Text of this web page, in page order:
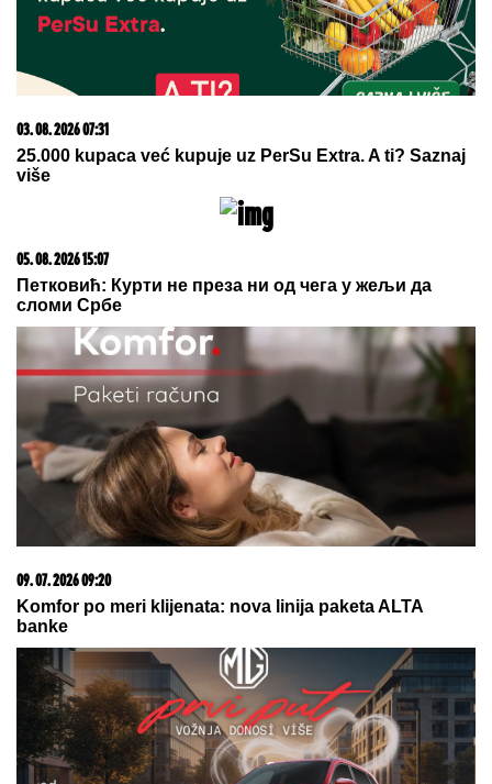
Ubacite OVAJ ZAČIN U VEŠ MAŠINU
ČISTO - odisaće svežinom: Mnogi se
pitaju kako ranije nisu znali za ovaj